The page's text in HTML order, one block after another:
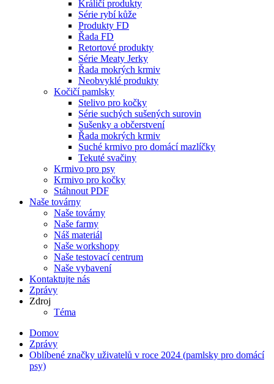
Králičí produkty
Série rybí kůže
Produkty FD
Řada FD
Retortové produkty
Série Meaty Jerky
Řada mokrých krmiv
Neobvyklé produkty
Kočičí pamlsky
Stelivo pro kočky
Série suchých sušených surovin
Sušenky a občerstvení
Řada mokrých krmiv
Suché krmivo pro domácí mazlíčky
Tekuté svačiny
Krmivo pro psy
Krmivo pro kočky
Stáhnout PDF
Naše továrny
Naše továrny
Naše farmy
Náš materiál
Naše workshopy
Naše testovací centrum
Naše vybavení
Kontaktujte nás
Zprávy
Zdroj
Téma
Domov
Zprávy
Oblíbené značky uživatelů v roce 2024 (pamlsky pro domácí
psy)